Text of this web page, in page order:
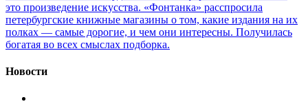
это произведение искусства. «Фонтанка» расспросила
петербургские книжные магазины о том, какие издания на их
полках — самые дорогие, и чем они интересны. Получилась
богатая во всех смыслах подборка.
Новости